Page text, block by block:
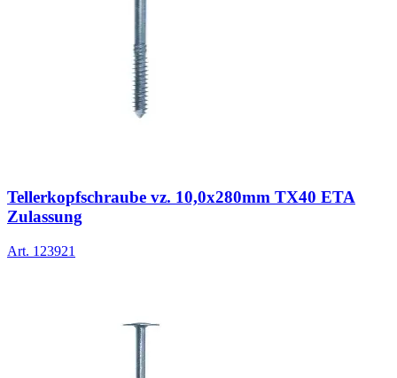
Tellerkopfschraube vz. 10,0x280mm TX40 ETA
Zulassung
Art. 123921